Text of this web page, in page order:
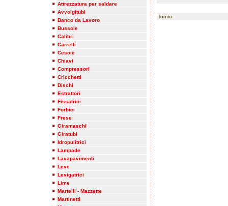
Attrezzatura per saldare
Avvolgitubi
Banco da Lavoro
Bussole
Calibri
Carrelli
Cesoie
Chiavi
Compressori
Cricchetti
Dischi
Estrattori
Fissatrici
Forbici
Frese
Giramaschi
Giratubi
Idropulitrici
Lampade
Lavapavimenti
Leve
Levigatrici
Lime
Martelli - Mazzette
Martinetti
Tornio